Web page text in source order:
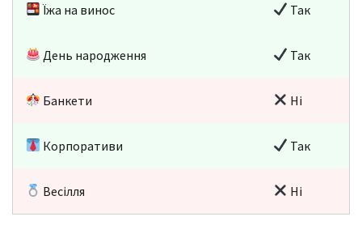
Їжа на винос Так
День народження Так
Банкети Ні
Корпоративи Так
Весілля Ні